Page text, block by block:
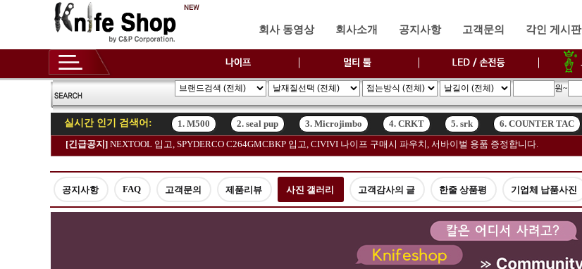
회사 동영상 회사소개 공지사항 고객문의 각인 게시판
원~
실시간 인기 검색어: 1. M500 2. seal pup 3. Microjimbo 4. CRKT 5. srk 6. COUNTER TAC
1. M500
2. seal pup 3. Microjimbo 4. CRKT 5. srk 6. COUNTER TAC
[긴급공지] NEXTOOL 입고, SPYDERCO C264GMCBKP 입고, CIVIVI 나이프 구매시 파우치, 서바이벌 용품 증정합니다.
공지사항 FAQ 고객문의 제품리뷰 사진 갤러리 고객감사의 글 한줄 상품평 기업체 납품사진